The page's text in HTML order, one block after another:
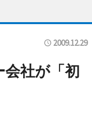
2009.12.29
社が「初